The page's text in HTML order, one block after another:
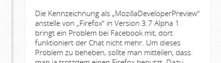
Die Kennzeichnung als „MozillaDeveloperPreview“
anstelle von „Firefox“ in Version 3.7 Alpha 1
bringt ein Problem bei Facebook mit, dort
funktioniert der Chat nicht mehr. Um dieses
Problem zu beheben, sollte man mitteilen, dass